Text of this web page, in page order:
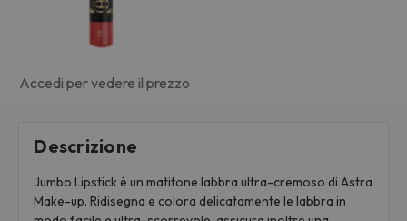
Accedi per vedere il prezzo
Descrizione
Jumbo Lipstick è un matitone labbra ultra-cremoso di Astra
Make-up. Ridisegna e colora delicatamente le labbra in